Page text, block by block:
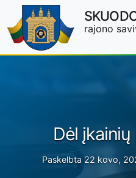
Skip to main content
rajono
Dėl
Paskelbta 22 kovo,